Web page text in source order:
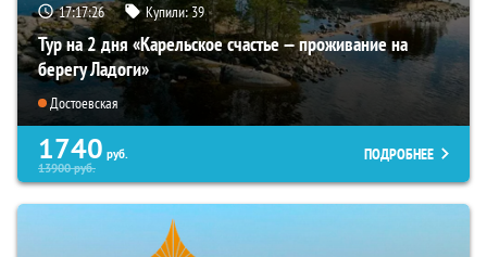
17:17:25 Купили:39
Тур на 2 дня «Карельское счастье — проживание на
берегу Ладоги»
Достоевская
1740 руб.
13900руб.
ПОДРОБНЕЕ